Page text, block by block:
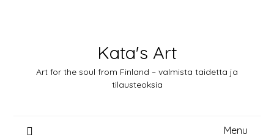
Kata's Art
Art for the soul from Finland – valmista taidetta ja
tilausteoksia
Menu